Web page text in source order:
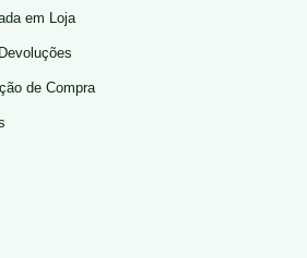
em Loja
de Compra